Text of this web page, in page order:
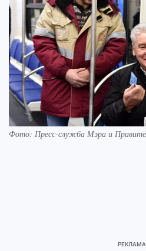
Фото: Пресс-служба Мэра и